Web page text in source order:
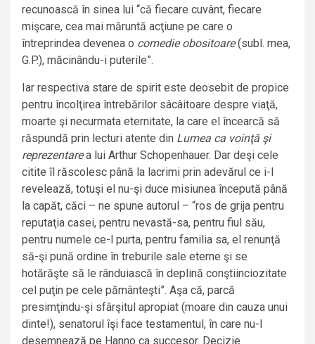
recunoască în sinea lui “că fiecare cuvânt, fiecare
mişcare, cea mai măruntă acţiune pe care o
întreprindea devenea o comedie obositoare(subl. mea,
G.P.), măcinându-i puterile”.
Iar respectiva stare de spirit este deosebit de propice
pentru încolţirea întrebărilor sâcâitoare despre viaţă,
moarte şi necurmata eternitate, la care el încearcă să
răspundă prin lecturi atente din Lumea ca voinţă şi
reprezentarea lui Arthur Schopenhauer. Dar deşi cele
citite îl răscolesc până la lacrimi prin adevărul ce i-l
revelează, totuşi el nu-şi duce misiunea începută până
la capăt, căci – ne spune autorul – “ros de grija pentru
reputaţia casei, pentru nevastă-sa, pentru fiul său,
pentru numele ce-l purta, pentru familia sa, el renunţă
să-şi pună ordine în treburile sale eterne şi se
hotărăşte să le rânduiască în deplină conştiinciozitate
cel puţin pe cele pământeşti”. Aşa că, parcă
presimţindu-şi sfârşitul apropiat (moare din cauza unui
dinte!), senatorul îşi face testamentul, în care nu-l
desemnează pe Hanno ca succesor. Decizie